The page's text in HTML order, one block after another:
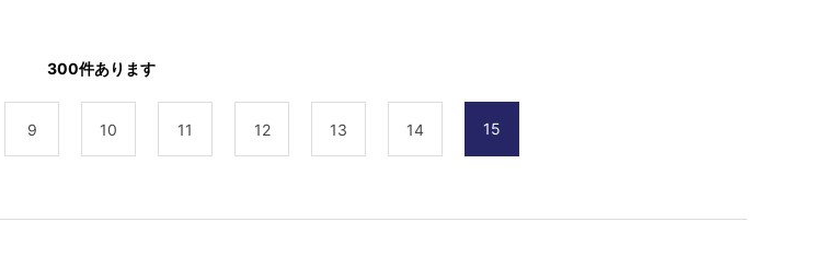
300件あります
9 10 11 12 13 14 15